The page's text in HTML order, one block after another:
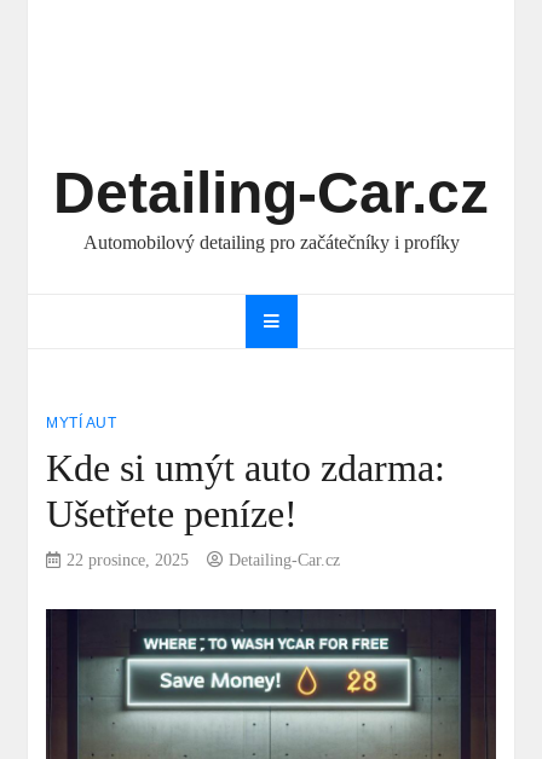
Detailing-Car.cz
Automobilový detailing pro začátečníky i profíky
MYTÍ AUT
Kde si umýt auto zdarma:
Ušetřete peníze!
22 prosince, 2025 Detailing-Car.cz